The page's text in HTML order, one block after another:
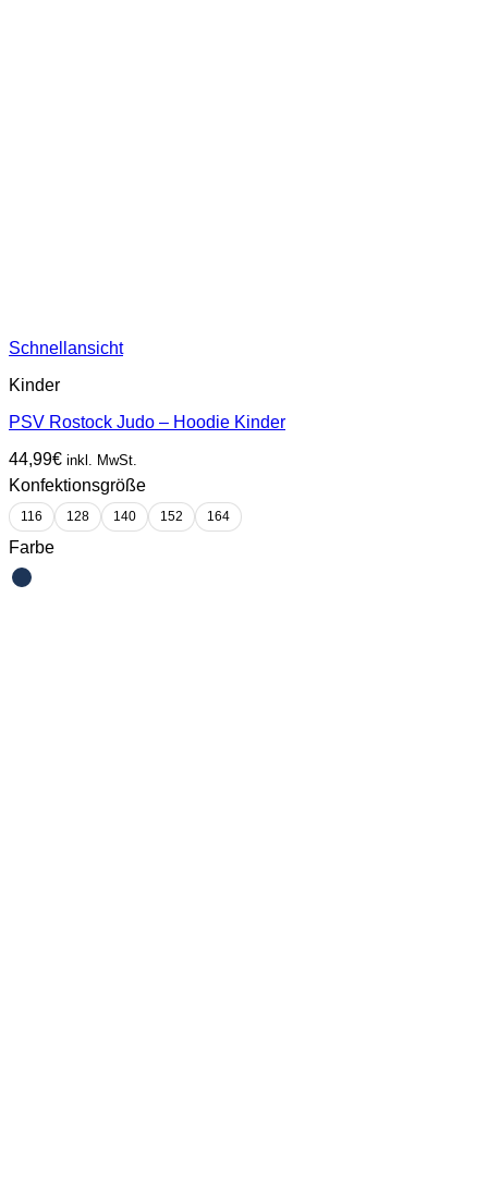
Schnellansicht
Kinder
PSV Rostock Judo – Hoodie Kinder
44,99€ inkl. MwSt.
Konfektionsgröße
116 128 140 152 164
Farbe